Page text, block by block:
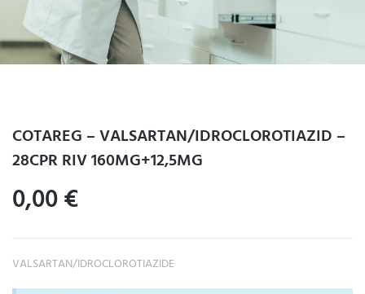
COTAREG – VALSARTAN/IDROCLOROTIAZID –
28CPR RIV 160MG+12,5MG
0,00€
VALSARTAN/IDROCLOROTIAZIDE